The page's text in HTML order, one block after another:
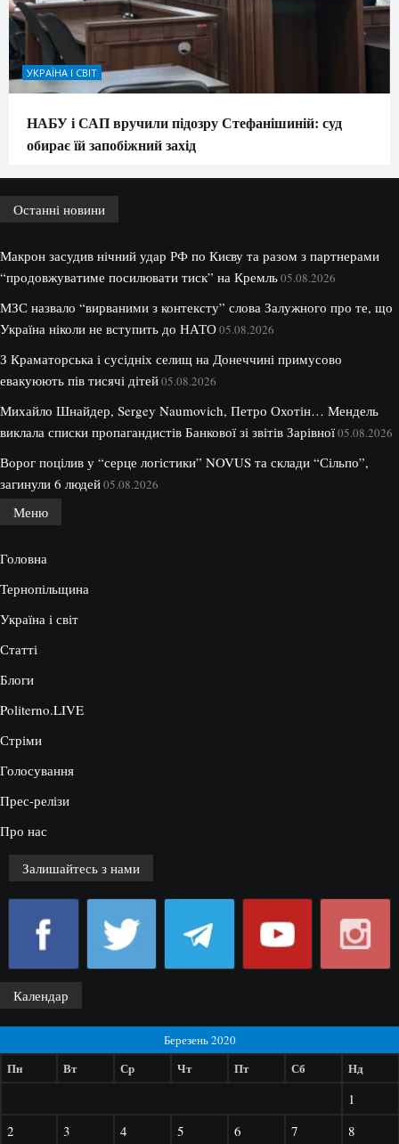
УКРАЇНА І СВІТ
НАБУ і САП вручили підозру Стефанішиній: суд
обирає їй запобіжний захід
Останні новини
Макрон засудив нічний удар РФ по Києву та разом з партнерами
“продовжуватиме посилювати тиск” на Кремль05.08.2026
МЗС назвало “вирваними з контексту” слова Залужного про те, що
Україна ніколи не вступить до НАТО05.08.2026
З Краматорська і сусідніх селищ на Донеччині примусово
евакуюють пів тисячі дітей05.08.2026
Михайло Шнайдер, Sergey Naumovich, Петро Охотін… Мендель
виклала списки пропагандистів Банкової зі звітів Зарівної05.08.2026
Ворог поцілив у “серце логістики” NOVUS та склади “Сільпо”,
загинули 6 людей05.08.2026
Меню
Головна
Тернопільщина
Україна і світ
Статті
Блоги
Politerno.LIVE
Стріми
Голосування
Прес-релізи
Про нас
Залишайтесь з нами
Календар
Березень 2020
Пн Вт Ср Чт Пт Сб Нд
1
2
3 4 5 6 7 8